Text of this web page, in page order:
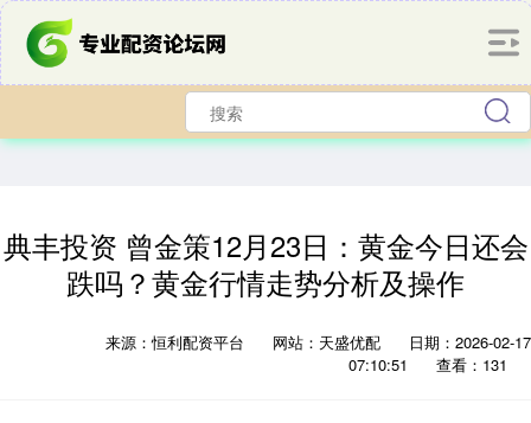
典丰投资 曾金策12月23日：黄金今日还会
跌吗？黄金行情走势分析及操作
来源：恒利配资平台 网站：天盛优配
日期：2026-02-17
07:10:51
查看：131